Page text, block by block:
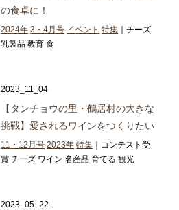
の食卓に！
2024年 3・4月号 イベント 特集 ｜チーズ
乳製品 教育 食
2023_11_04
【タンチョウの里・鶴居村の大きな
挑戦】愛されるワインをつくりたい
11・12月号 2023年 特集 ｜コンテスト受
賞 チーズ ワイン 名産品 育てる 観光
2023_05_22